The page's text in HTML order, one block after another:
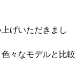
げいただきまし
々なモデルと比較